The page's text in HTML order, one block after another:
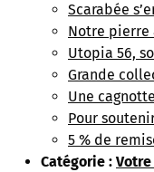
Scarabée
Notre
Utopia 56,
Grande
Une
Pour
5 % de
Catégorie :